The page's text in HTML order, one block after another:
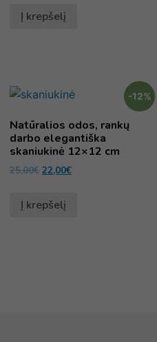
Į krepšelį
-12%
Natūralios odos, rankų
darbo elegantiška
skaniukinė 12×12 cm
25,00€ 22,00€
Į krepšelį